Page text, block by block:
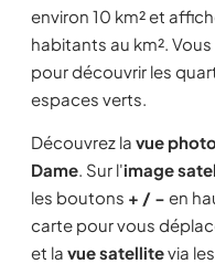
environ 10 km² et
habitants au km².
pour découvrir les
espaces verts.
Découvrez la vue
Dame. Sur l'image
les boutons + / − en
carte pour vous
et la vue satellitevia